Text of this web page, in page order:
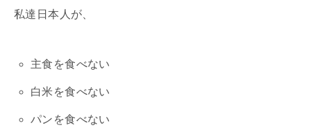
私達日本人が、
主食を食べない
白米を食べない
パンを食べない